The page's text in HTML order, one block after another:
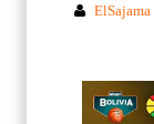
ElSajama